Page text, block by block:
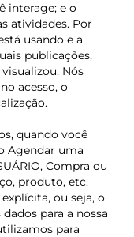
interage; e o
atividades. Por
usando e a
publicações,
Nós
acesso, o
quando você
Agendar uma
Compra ou
produto, etc.
ou seja, o
para a nossa
para